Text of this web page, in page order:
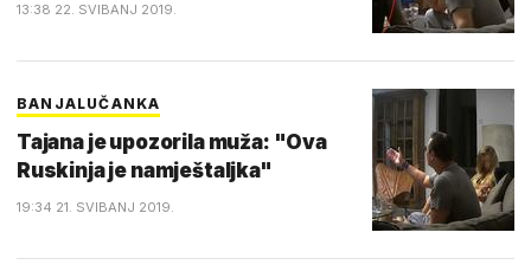
13:38 22. SVIBANJ 2019.
BANJALUČANKA
Tajana je upozorila muža: "Ova
Ruskinja je namještaljka"
19:34 21. SVIBANJ 2019.